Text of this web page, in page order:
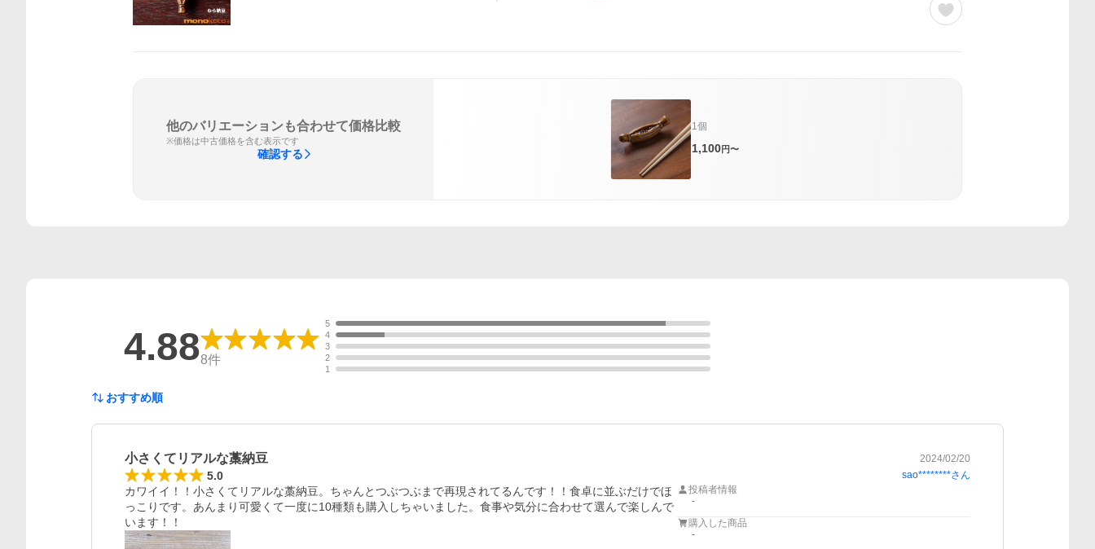
他のバリエーションも合わせて価格比較
※価格は中古価格を含む表示です
確認する
1個
1,100円〜
4.888件
5
4
3
2
1
おすすめ順
小さくてリアルな藁納豆 2024/02/20
5.0 sao********さん
カワイイ！！小さくてリアルな藁納豆。ちゃんとつぶつぶまで再現されてるんです！！食卓に並ぶだけでほ
っこりです。あんまり可愛くて一度に10種類も購入しちゃいました。食事や気分に合わせて選んで楽しんで
います！！
投稿者情報
-
購入した商品
-